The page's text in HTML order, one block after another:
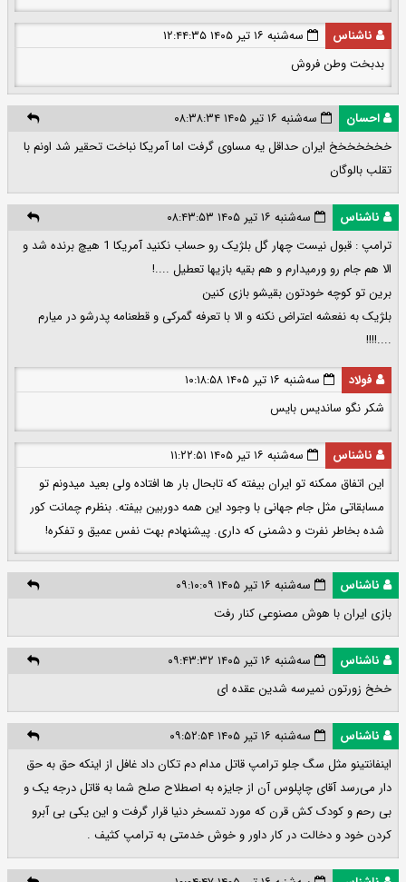
ناشناس
سه‌شنبه ۱۶ تیر ۱۴۰۵ ۱۲:۴۴:۳۵
بدبخت وطن فروش
احسان
سه‌شنبه ۱۶ تیر ۱۴۰۵ ۰۸:۳۸:۳۴
خخخخخخخ ایران حداقل یه مساوی گرفت اما آمریکا نباخت تحقیر شد اونم با
تقلب بالوگان
ناشناس
سه‌شنبه ۱۶ تیر ۱۴۰۵ ۰۸:۴۳:۵۳
ترامپ : قبول نیست چهار گل بلژیک رو حساب نکنید آمریکا 1 هیچ برنده شد و
الا هم جام رو ورمیدارم و هم بقیه بازیها تعطیل ....!
برین تو کوچه خودتون بقیشو بازی کنین
بلژیک به نفعشه اعتراض نکنه و الا با تعرفه گمرکی و قطعنامه پدرشو در میارم
....!!!!
فولاد
سه‌شنبه ۱۶ تیر ۱۴۰۵ ۱۰:۱۸:۵۸
شکر نگو ساندیس بایس
ناشناس
سه‌شنبه ۱۶ تیر ۱۴۰۵ ۱۱:۲۲:۵۱
این اتفاق ممکنه تو ایران بیفته که تابحال بار ها افتاده ولی بعید میدونم تو
مسابقاتی مثل جام جهانی با وجود این همه دوربین بیفته. بنظرم چمانت کور
شده بخاطر نفرت و دشمنی که داری. پیشنهادم بهت نفس عمیق و تفکره!
ناشناس
سه‌شنبه ۱۶ تیر ۱۴۰۵ ۰۹:۱۰:۰۹
بازی ایران با هوش مصنوعی کنار رفت
ناشناس
سه‌شنبه ۱۶ تیر ۱۴۰۵ ۰۹:۴۳:۳۲
خخخ زورتون نمیرسه شدین عقده ای
ناشناس
سه‌شنبه ۱۶ تیر ۱۴۰۵ ۰۹:۵۲:۵۴
اینفانتینو مثل سگ جلو ترامپ قاتل مدام دم تکان داد غافل از اینکه حق به حق
دار می‌رسد آقای چاپلوس آن از جایزه به اصطلاح صلح شما به قاتل درجه یک و
بی رحم و کودک کش قرن که مورد تمسخر دنیا قرار گرفت و این یکی بی آبرو
کردن خود و دخالت در کار داور و خوش خدمتی به ترامپ کثیف .